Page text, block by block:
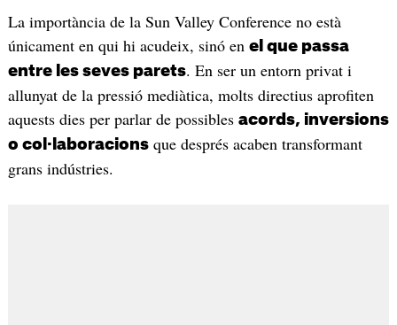
La importància de la Sun Valley Conference no està
únicament en qui hi acudeix, sinó en el que passa
entre les seves parets. En ser un entorn privat i
allunyat de la pressió mediàtica, molts directius aprofiten
aquests dies per parlar de possibles acords, inversions
o col·laboracionsque després acaben transformant
grans indústries.